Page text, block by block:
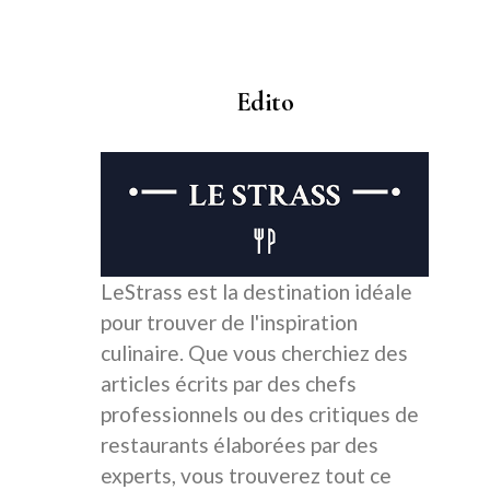
Edito
LeStrass est la destination idéale
pour trouver de l'inspiration
culinaire. Que vous cherchiez des
articles écrits par des chefs
professionnels ou des critiques de
restaurants élaborées par des
experts, vous trouverez tout ce